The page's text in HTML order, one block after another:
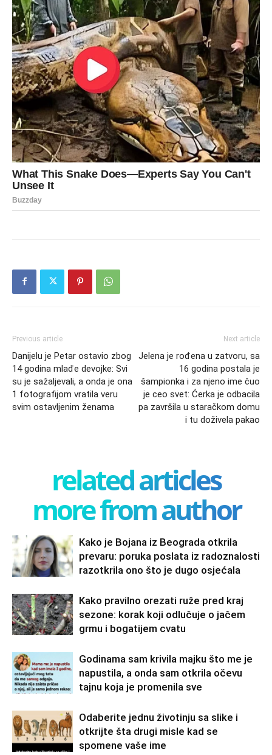
Previous article
Danijelu je Petar ostavio zbog
14 godina mlađe devojke: Svi
su je sažaljevali, a onda je ona
1 fotografijom vratila veru
svim ostavljenim ženama
Next article
Jelena je rođena u zatvoru, sa
16 godina postala je
šampionka i za njeno ime čuo
je ceo svet: Ćerka je odbacila
pa završila u staračkom domu
i tu doživela pakao
related articles
more from author
Kako je Bojana iz Beograda otkrila
prevaru: poruka poslata iz radoznalosti
razotkrila ono što je dugo osjećala
Kako pravilno orezati ruže pred kraj
sezone: korak koji odlučuje o jačem
grmu i bogatijem cvatu
Godinama sam krivila majku što me je
napustila, a onda sam otkrila očevu
tajnu koja je promenila sve
Odaberite jednu životinju sa slike i
otkrijte šta drugi misle kad se
spomene vaše ime